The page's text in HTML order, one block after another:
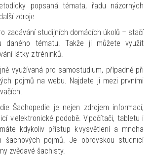
popsaná témata, řadu názorných
zdroje.
zadávání studijních domácích úkolů – stačí
daného tématu. Takže ji můžete využít
látky z tréninků.
využívaná pro samostudium, případně při
pojmů na webu. Najdete ji mezi prvními
Šachopedie je nejen zdrojem informací,
v elektronické podobě. V počítači, tabletu i
kdykoliv přístup k vysvětlení a mnoha
šachových pojmů. Je obrovskou studnicí
zvědavé šachisty.